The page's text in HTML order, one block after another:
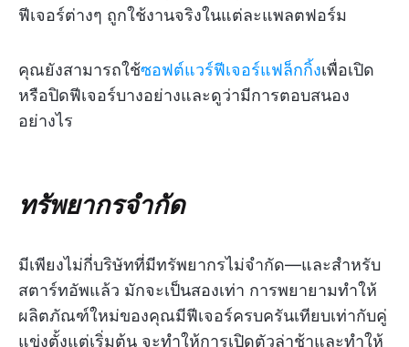
ฟีเจอร์ต่างๆ ถูกใช้งานจริงในแต่ละแพลตฟอร์ม
คุณยังสามารถใช้ซอฟต์แวร์ฟีเจอร์แฟล็กกิ้งเพื่อเปิด
หรือปิดฟีเจอร์บางอย่างและดูว่ามีการตอบสนอง
อย่างไร
ทรัพยากรจำกัด
มีเพียงไม่กี่บริษัทที่มีทรัพยากรไม่จำกัด—และสำหรับ
สตาร์ทอัพแล้ว มักจะเป็นสองเท่า การพยายามทำให้
ผลิตภัณฑ์ใหม่ของคุณมีฟีเจอร์ครบครันเทียบเท่ากับคู่
แข่งตั้งแต่เริ่มต้น จะทำให้การเปิดตัวล่าช้าและทำให้